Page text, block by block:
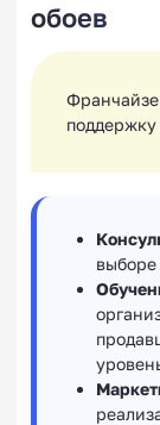
обоев